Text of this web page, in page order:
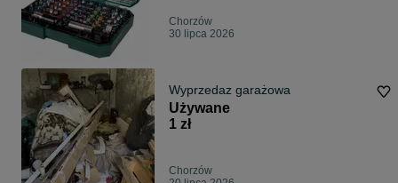
Chorzów
30 lipca 2026
Wyprzedaz garażowa
Używane
1 zł
Chorzów